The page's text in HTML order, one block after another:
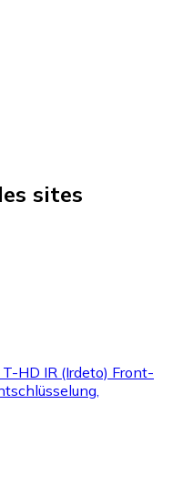
sites
HD IR (Irdeto) Front-